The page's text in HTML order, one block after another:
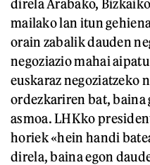
direla Arabako,
mailako lan itun
orain zabalik dauden
negoziazio mahai
euskaraz negoziatzeko
ordezkariren bat, baina
asmoa. LHKko
horiek «hein handi
direla, baina egon